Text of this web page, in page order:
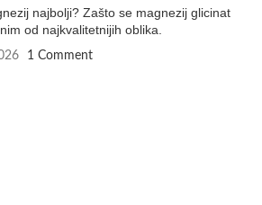
najbolji? Zašto se magnezij glicinat
od najkvalitetnijih oblika.
1 Comment